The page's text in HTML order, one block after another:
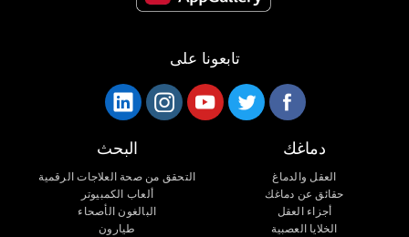
تابعونا على
دماغك
العقل والدماغ
حقائق عن دماغك
أجزاء العقل
الخلايا العصبية
البحث
التحقق من صحة العلاجات الرقمية
ألعاب الكمبيوتر
البالغون الأصحاء
طيارون